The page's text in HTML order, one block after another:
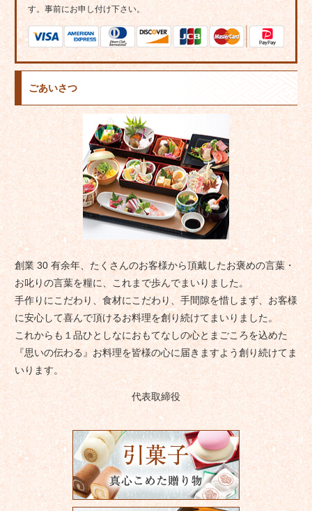
す。事前にお申し付け下さい。
ごあいさつ
創業 30 有余年、たくさんのお客様から頂戴したお褒めの言葉・
お叱りの言葉を糧に、これまで歩んでまいりました。
手作りにこだわり、食材にこだわり、手間隙を惜しまず、お客様
に安心して喜んで頂けるお料理を創り続けてまいりました。
これからも１品ひとしなにおもてなしの心とまごころを込めた
『思いの伝わる』お料理を皆様の心に届きますよう創り続けてま
いります。
代表取締役